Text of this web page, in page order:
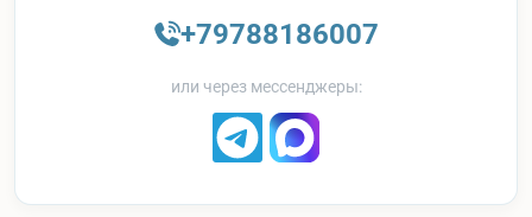
+79788186007
или через мессенджеры: